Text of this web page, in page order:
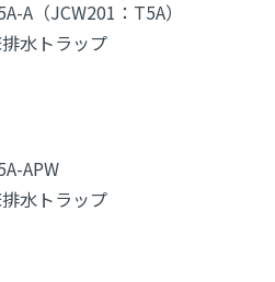
A（JCW201：T5A）
水トラップ
APW
水トラップ